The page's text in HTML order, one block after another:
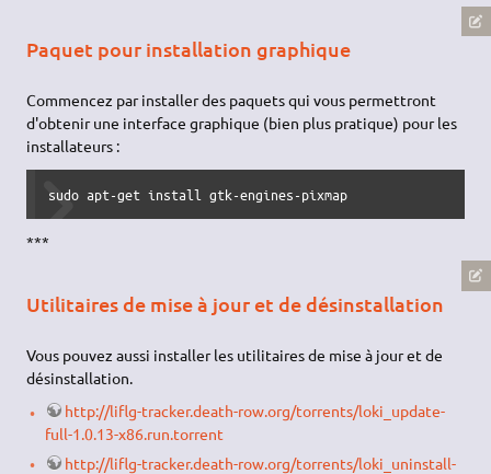
Paquet pour installation graphique
Commencez par installer des paquets qui vous permettront
d'obtenir une interface graphique (bien plus pratique) pour les
installateurs :
sudo apt-get install gtk-engines-pixmap
***
Utilitaires de mise à jour et de désinstallation
Vous pouvez aussi installer les utilitaires de mise à jour et de
désinstallation.
http://liflg-tracker.death-row.org/torrents/loki_update-
full-1.0.13-x86.run.torrent
http://liflg-tracker.death-row.org/torrents/loki_uninstall-